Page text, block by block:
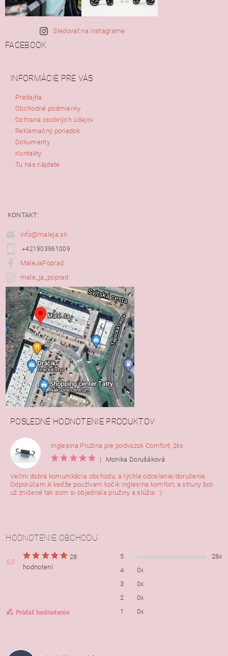
Sledovať na Instagrame
FACEBOOK
INFORMÁCIE PRE VÁS
Predajňa
Obchodné podmienky
Ochrana osobných údajov
Reklamačný poriadok
Dokumenty
Kontakty
Tu nás nájdete
KONTAKT:
info@maleja.sk
+421903961009
MaleJaPoprad
male_ja_poprad
POSLEDNÉ HODNOTENIE PRODUKTOV
Inglesina Pružina pre podvozok Comfort, 2ks
|
Monika Dorušáková
Veľmi dobrá komunikácia obchodu, a rýchle odoslanie/doručenie.
Odporúčam A keďže používam kočík inglesina komfort, a struny boli
už zničené tak som si objednala pružiny a slúžia. :)
HODNOTENIE OBCHODU
5,0
28
hodnotení
Pridať hodnotenie
5
28x
4
0x
3
0x
2
0x
1
0x